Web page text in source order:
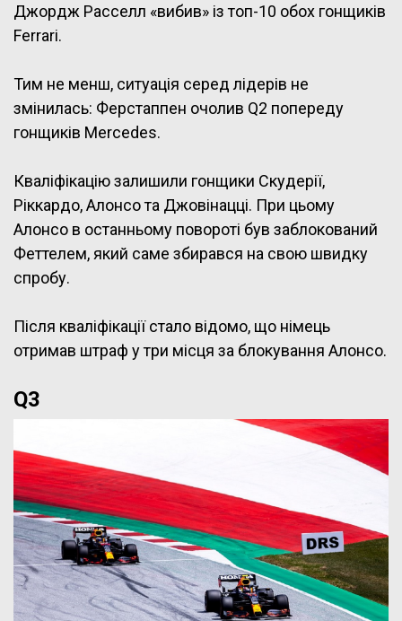
Джордж Расселл «вибив» із топ-10 обох гонщиків
Ferrari.
Тим не менш, ситуація серед лідерів не
змінилась: Ферстаппен очолив Q2 попереду
гонщиків Mercedes.
Кваліфікацію залишили гонщики Скудерії,
Ріккардо, Алонсо та Джовінацці. При цьому
Алонсо в останньому повороті був заблокований
Феттелем, який саме збирався на свою швидку
спробу.
Після кваліфікації стало відомо, що німець
отримав штраф у три місця за блокування Алонсо.
Q3